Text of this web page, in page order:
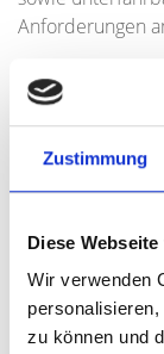
Zustimmung
Diese
Wir verwenden
zu können und
Anforderungen
Ein
Bewohner und
Abstellhäuschen
praktischen